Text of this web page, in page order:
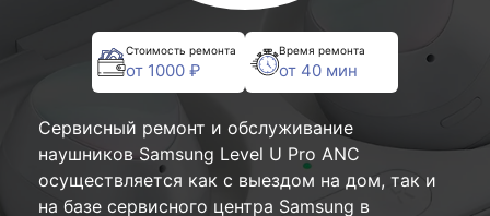
Стоимость ремонта
от 1000 ₽
Время ремонта
от 40 мин
Сервисный ремонт и обслуживание
наушников Samsung Level U Pro ANC
осуществляется как с выездом на дом, так и
на базе сервисного центра Samsung в